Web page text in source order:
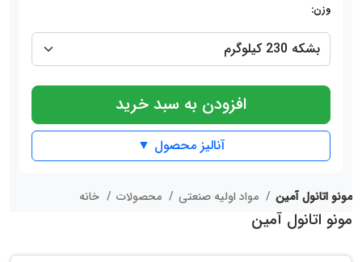
وزن:
افزودن به سبد خرید
آنالیز محصول ▼
مونو اتانول آمین
مونو اتانول آمین